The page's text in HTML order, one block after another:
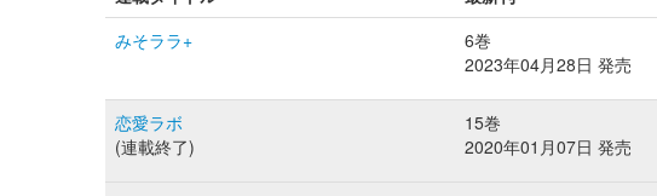
みそララ+
6巻
2023年04月28日 発売
恋愛ラボ
(連載終了)
15巻
2020年01月07日 発売